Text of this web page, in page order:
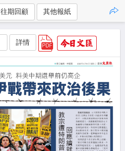
往期回顧 其他報紙
詳情